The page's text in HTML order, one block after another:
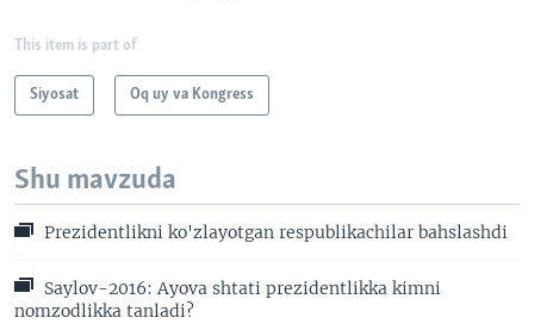
This item is part of
Siyosat Oq uy va Kongress
Shu mavzuda
Prezidentlikni ko'zlayotgan respublikachilar bahslashdi
Saylov-2016: Ayova shtati prezidentlikka kimni
nomzodlikka tanladi?